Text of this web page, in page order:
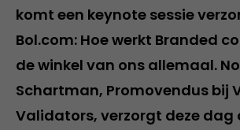
komt een keynote sessie
Bol.com: Hoe werkt Branded
de winkel van ons allemaal.
Schartman, Promovendus bij
Validators, verzorgt deze dag